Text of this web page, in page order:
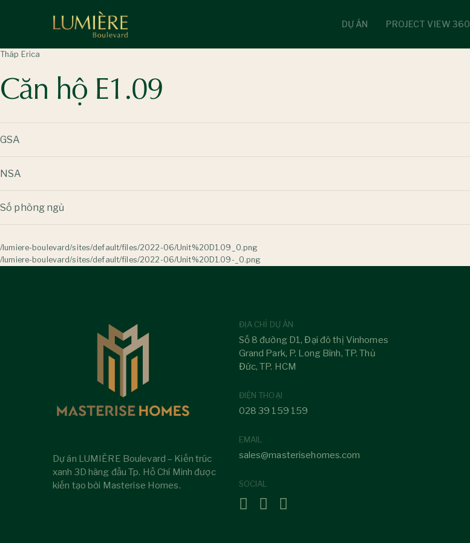
DỰ ÁN PROJECT VIEW 360
Tháp Erica
Căn hộ E1.09
GSA
NSA
Số phòng ngủ
/lumiere-boulevard/sites/default/files/2022-06/Unit%20D1.09_0.png
/lumiere-boulevard/sites/default/files/2022-06/Unit%20D1.09-_0.png
Dự án LUMIÈRE Boulevard – Kiến trúc
xanh 3D hàng đầu Tp. Hồ Chí Minh được
kiến tạo bởi Masterise Homes.
ĐỊA CHỈ DỰ ÁN
Số 8 đường D1, Đại đô thị Vinhomes
Grand Park, P. Long Bình, TP. Thủ
Đức, TP. HCM
ĐIỆN THOẠI
028 39 159 159
EMAIL
sales@masterisehomes.com
SOCIAL